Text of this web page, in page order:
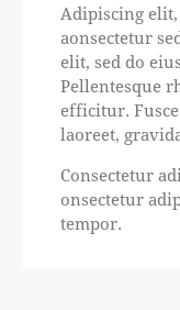
Adipiscing
aonsectetur
elit, sed do
Pellentesque
efficitur.
laoreet,
Consectetur
onsectetur
tempor.